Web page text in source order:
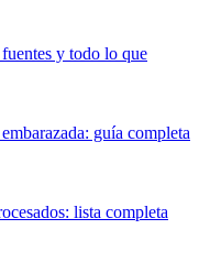
y todo lo que
guía completa
lista completa